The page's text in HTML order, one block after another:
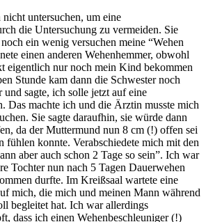
untersuchen, um eine
die Untersuchung zu vermeiden. Sie
ein wenig versuchen meine “Wehen
einen anderen Wehenhemmer, obwohl
eigentlich nur noch mein Kind bekommen
Stunde kam dann die Schwester noch
sagte, ich solle jetzt auf eine
Das machte ich und die Ärztin musste mich
Sie sagte daraufhin, sie würde dann
da der Muttermund nun 8 cm (!) offen sei
fühlen konnte. Verabschiedete mich mit den
aber auch schon 2 Tage so sein”. Ich war
Tochter nun nach 5 Tagen Dauerwehen
durfte. Im Kreißsaal wartete eine
mich, die mich und meinen Mann während
begleitet hat. Ich war allerdings
dass ich einen Wehenbeschleuniger (!)